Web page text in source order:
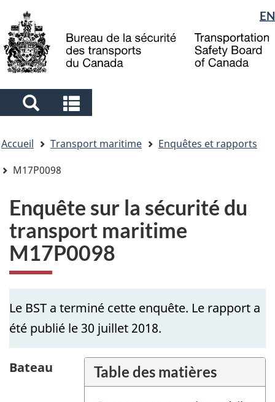
to
main
to
"About
government"
à
la
Sélection
de
la
langue
EN
Search
and
menus
and
menus
êtes
ici
Accueil Transport maritime
Enquêtes et rapports
M17P0098
Enquête sur la sécurité du
transport maritime
M17P0098
Le BST a terminé cette enquête. Le rapport a
été publié le 30 juillet 2018.
Table des matières
Bateau